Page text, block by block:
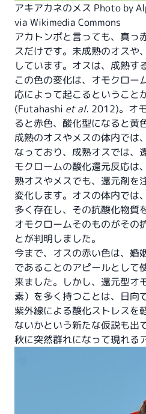
アキアカネのメス Photo by
via Wikimedia Commons
アカトンボと言っても、真っ
スだけです。未成熟のオスや
しています。オスは、成熟す
この色の変化は、オモクロー
応によって起こるということ
(Futahashi et al. 2012)。オ
ると赤色、酸化型になると黄
成熟のオスやメスの体内では
なっており、成熟オスでは、
モクロームの酸化還元反応は
熟オスやメスでも、還元剤を
変化します。オスの体内では
多く存在し、その抗酸化物質
オモクロームそのものがその
とが判明しました。
今まで、オスの赤い色は、婚
であることのアピールとして
来ました。しかし、還元型オ
素）を多く持つことは、日向
紫外線による酸化ストレスを
ないかという新たな仮説も出
秋に突然群れになって現れる